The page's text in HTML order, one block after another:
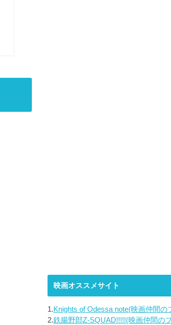
映画オススメサイト
1.Knights of Odessa note(映画仲間の
2.鉄腸野郎Z-SQUAD!!!!!(映画仲間の